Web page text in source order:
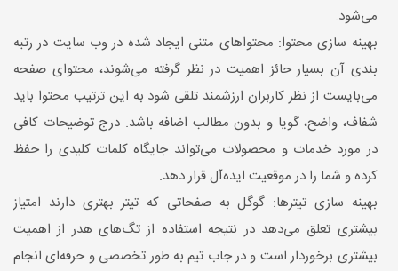
می‌شود.
بهینه سازی محتوا: محتواهای متنی ایجاد شده در وب سایت در رتبه
بندی آن بسیار حائز اهمیت در نظر گرفته می‌شوند، محتوای صفحه
می‌بایست از نظر کاربران ارزشمند تلقی شود به این ترتیب محتوا باید
شفاف، واضح، گویا و بدون مطالب اضافه باشد. درج توضیحات کافی
در مورد خدمات و محصولات می‌تواند جایگاه کلمات کلیدی را حفظ
کرده و شما را در موقعیت ایده‌آل قرار دهد.
بهینه سازی تیترها: گوگل به صفحاتی که تیتر بهتری دارند امتیاز
بیشتری تعلق می‌دهد در نتیجه استفاده از تگ‌های هدر از اهمیت
بیشتری برخوردار است و در جاب تیم به طور تخصصی و حرفه‌ای انجام